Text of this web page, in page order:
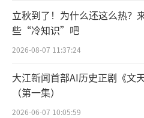
故事发生在“三打
被师父误会而被赶走。
山波月洞，在此占山
去。黄袍怪的压寨夫人
羞，她好心救唐僧出洞
给阔别十三年的父母。
立秋到了！为什么还这么热？
些“冷知识”吧
2026-08-07 11:37:24
大江新闻首部AI历史正剧《文
（第一集）
2026-06-07 10:05:59